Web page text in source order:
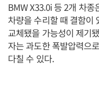
BMW X33.0i 등 2개 차종
차량을 수리할 때 결함이
교체됐을 가능성이 제기
자는 과도한 폭발압력으
다칠 수 있다.